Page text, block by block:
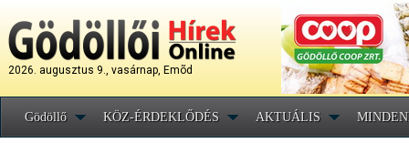
2026. augusztus 9., vasárnap, Emõd
Gödöllő KÖZ-ÉRDEKLŐDÉS AKTUÁLIS